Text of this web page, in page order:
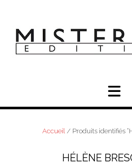
Accueil/ Produits identifiés
HÉLÈNE